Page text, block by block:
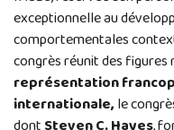
exceptionnelle au
comportementales
congrès réunit des figures
représentation
internationale, le